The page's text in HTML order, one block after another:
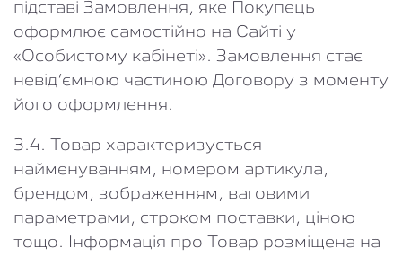
підставі Замовлення, яке Покупець
оформлює самостійно на Сайті у
«Особистому кабінеті». Замовлення стає
невід’ємною частиною Договору з моменту
його оформлення.
3.4. Товар характеризується
найменуванням, номером артикула,
брендом, зображенням, ваговими
параметрами, строком поставки, ціною
тощо. Інформація про Товар розміщена на